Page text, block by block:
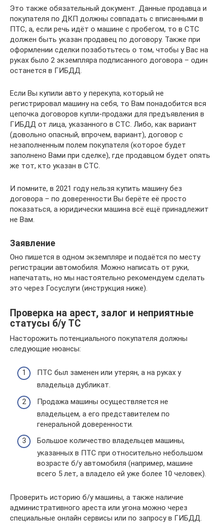
Это также обязательный документ. Данные продавца и
покупателя по ДКП должны совпадать с вписанными в
ПТС, а, если речь идёт о машине с пробегом, то в СТС
должен быть указан продавец по договору. Также при
оформлении сделки позаботьтесь о том, чтобы у Вас на
руках было 2 экземпляра подписанного договора – один
останется в ГИБДД.
Если Вы купили авто у перекупа, который не
регистрировал машину на себя, то Вам понадобится вся
цепочка договоров купли-продажи для предъявления в
ГИБДД от лица, указанного в СТС. Либо, как вариант
(довольно опасный, впрочем, вариант), договор с
незаполненным полем покупателя (которое будет
заполнено Вами при сделке), где продавцом будет опять
же тот, кто указан в СТС.
И помните, в 2021 году нельзя купить машину без
договора – по доверенности Вы берёте её просто
показаться, а юридически машина всё ещё принадлежит
не Вам.
Заявление
Оно пишется в одном экземпляре и подаётся по месту
регистрации автомобиля. Можно написать от руки,
напечатать, но мы настоятельно рекомендуем сделать
это через Госуслуги (инструкция ниже).
Проверка на арест, залог и неприятные
статусы б/у ТС
Насторожить потенциального покупателя должны
следующие нюансы:
ПТС был заменен или утерян, а на руках у
владельца дубликат.
Продажа машины осуществляется не
владельцем, а его представителем по
генеральной доверенности.
Большое количество владельцев машины,
указанных в ПТС при относительно небольшом
возрасте б/у автомобиля (например, машине
всего 5 лет, а владело ей уже более 10 человек).
Проверить историю б/у машины, а также наличие
административного ареста или угона можно через
специальные онлайн сервисы или по запросу в ГИБДД.